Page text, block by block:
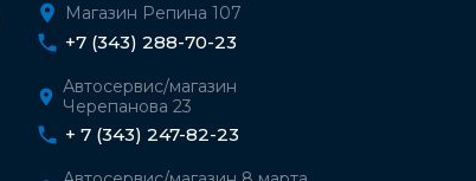
Магазин Репина 107
+7 (343) 288-70-23
Автосервис/магазин
Черепанова 23
+ 7 (343) 247-82-23